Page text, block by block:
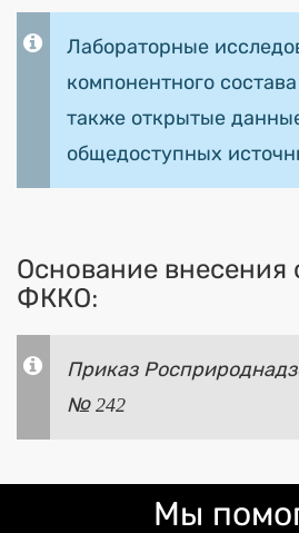
Лабораторные
компонентного
также открытые
общедоступных
Основание внесения
ФККО:
Приказ
№ 242
Мы